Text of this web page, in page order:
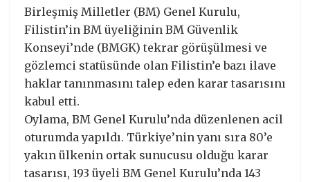
Birleşmiş Milletler (BM) Genel Kurulu,
Filistin’in BM üyeliğinin BM Güvenlik
Konseyi’nde (BMGK) tekrar görüşülmesi ve
gözlemci statüsünde olan Filistin’e bazı ilave
haklar tanınmasını talep eden karar tasarısını
kabul etti.
Oylama, BM Genel Kurulu’nda düzenlenen acil
oturumda yapıldı. Türkiye’nin yanı sıra 80’e
yakın ülkenin ortak sunucusu olduğu karar
tasarısı, 193 üyeli BM Genel Kurulu’nda 143